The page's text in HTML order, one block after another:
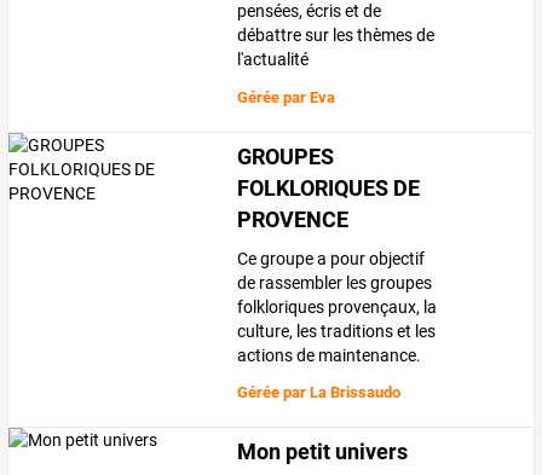
pensées, écris et de
débattre sur les thèmes de
l'actualité
Gérée parEva
GROUPES
FOLKLORIQUES DE
PROVENCE
Ce groupe a pour objectif
de rassembler les groupes
folkloriques provençaux, la
culture, les traditions et les
actions de maintenance.
Gérée parLa Brissaudo
Mon petit univers